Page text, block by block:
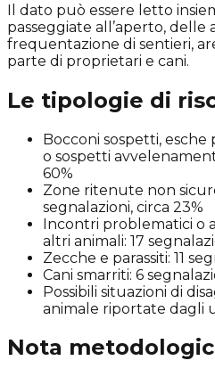
Il dato può essere letto
passeggiate all’aperto,
frequentazione di sentieri,
parte di proprietari e cani.
Le tipologie di
Bocconi sospetti,
o sospetti
60%
Zone ritenute non
segnalazioni, circa 23%
Incontri problematici o
altri animali: 17
Zecche e parassiti: 11
Cani smarriti: 6
Possibili situazioni di
animale riportate dagli
Nota